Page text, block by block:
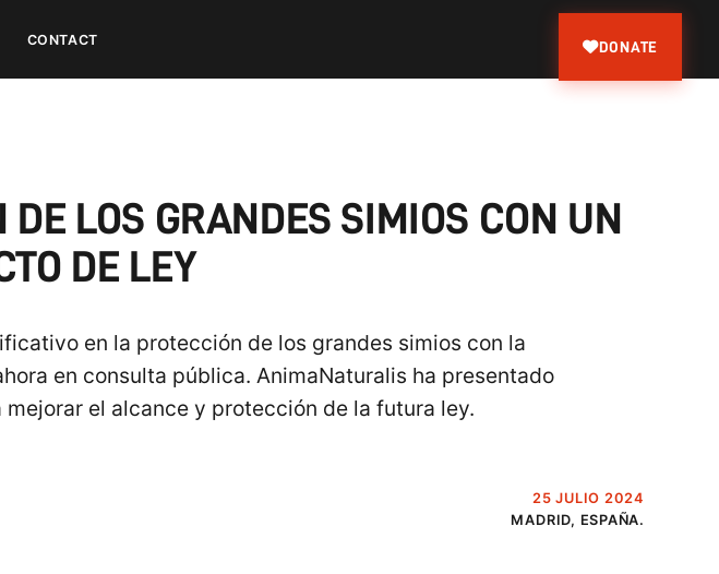
CONTACT DONATE
LOS GRANDES SIMIOS CON UN
DE LEY
en la protección de los grandes simios con la
en consulta pública. AnimaNaturalis ha presentado
el alcance y protección de la futura ley.
25 JULIO 2024
MADRID, ESPAÑA.